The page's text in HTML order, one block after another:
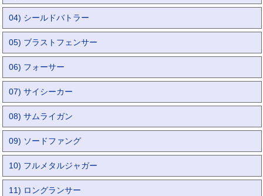
04) シールドバトラー
05) ブラストフェンサー
06) フォーサー
07) サイシーカー
08) サムライガン
09) ソードファング
10) フルメタルジャガー
11) ロングランサー